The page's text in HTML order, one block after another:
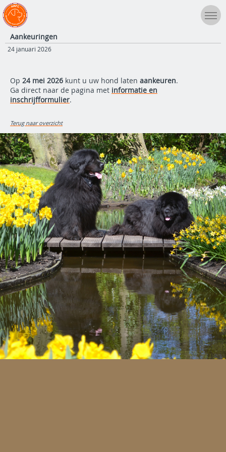
Aankeuringen
24 januari 2026
Op 24 mei 2026 kunt u uw hond laten aankeuren.
Ga direct naar de pagina met informatie en
inschrijfformulier.
Terug naar overzicht